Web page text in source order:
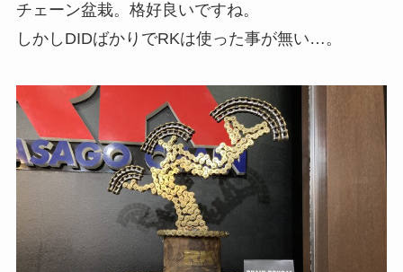
チェーン盆栽。格好良いですね。
しかしDIDばかりでRKは使った事が無い…。